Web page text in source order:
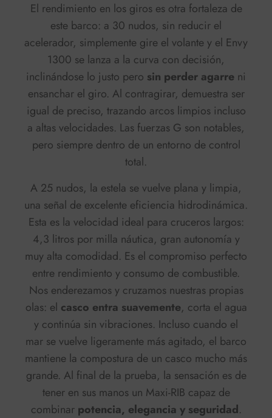
El rendimiento en los giros es otra fortaleza de
este barco: a 30 nudos, sin reducir el
acelerador, simplemente gire el volante y el Envy
1300 se lanza a la curva con decisión,
inclinándose lo justo pero sin perder agarre ni
ensanchar el giro. Al contragirar, demuestra ser
igual de preciso, trazando arcos limpios incluso
a altas velocidades. Las fuerzas G son notables,
pero siempre dentro de un entorno de control
total.
A 25 nudos, la estela se vuelve plana y limpia,
una señal de excelente eficiencia hidrodinámica.
Esta es la velocidad ideal para cruceros largos:
4,3 litros por milla náutica, gran autonomía y
muy alta comodidad. Es el compromiso perfecto
entre rendimiento y consumo de combustible.
Nos enderezamos y cruzamos nuestras propias
olas: el casco entra suavemente, corta el agua
y continúa sin vibraciones. Incluso cuando el
mar se vuelve ligeramente más agitado, el barco
mantiene la compostura de un casco mucho más
grande. Al final de la prueba, la sensación es de
tener en sus manos un Maxi-RIB capaz de
combinar potencia, elegancia y seguridad.